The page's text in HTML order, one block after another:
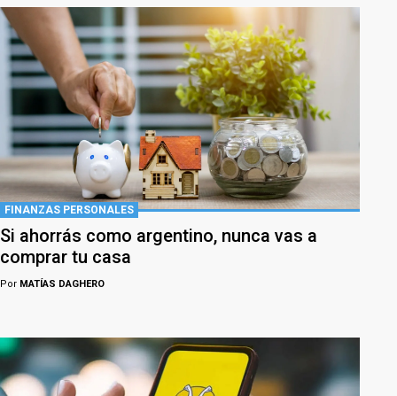
FINANZAS PERSONALES
Si ahorrás como argentino, nunca vas a
comprar tu casa
Por MATÍAS DAGHERO